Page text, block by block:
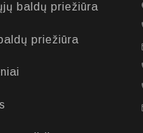
baldų priežiūra
priežiūra